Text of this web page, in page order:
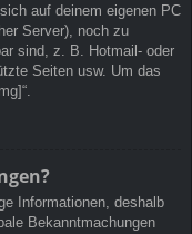
auf deinem eigenen PC
Server), noch zu
sind, z. B. Hotmail- oder
Seiten usw. Um das
Informationen, deshalb
Bekanntmachungen